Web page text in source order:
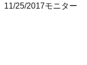
11/25/2017モニター